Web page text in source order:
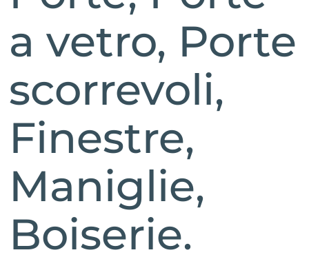
a vetro, Porte
scorrevoli,
Finestre,
Maniglie,
Boiserie.